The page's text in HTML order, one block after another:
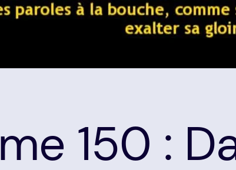
150 :